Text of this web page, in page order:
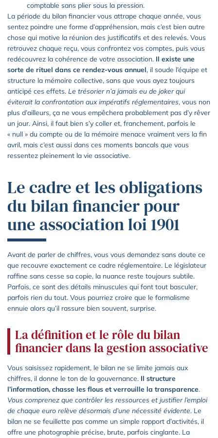
comptable sans plier sous la pression.
La période du bilan financier vous attrape chaque année, vous
sentez poindre une forme d’appréhension, mais c’est bien autre
chose qui motive la réunion des justificatifs et des relevés. Vous
retrouvez chaque reçu, vous confrontez vos comptes, puis vous
redécouvrez la cohérence de votre association. Il existe une
sorte de rituel dans ce rendez-vous annuel, il soude l’équipe et
structure la mémoire collective, sans que vous ayez toujours
anticipé ces effets. Le trésorier n’a jamais eu de joker qui
éviterait la confrontation aux impératifs réglementaires, vous non
plus d’ailleurs, ça ne vous empêchera probablement pas d’y rêver
un jour. Ainsi, il faut bien s’y coller et, franchement, parfois le
« null » du compte ou de la mémoire menace vraiment vers la fin
avril, mais c’est aussi dans ces moments bancals que vous
ressentez pleinement la vie associative.
Le cadre et les obligations
du bilan financier pour
une association loi 1901
Avant de parler de chiffres, vous vous demandez sans doute ce
que recouvre exactement ce cadre réglementaire. Le législateur
raffine sans cesse sa copie, la nuance reste toujours subtile.
Parfois, ce sont des détails minuscules qui font tout basculer,
parfois rien du tout. Vous pourriez croire que le formalisme
ennuie alors qu’il rassure bien souvent, surprise.
La définition et le rôle du bilan
financier dans la gestion associative
Vous saisissez rapidement, le bilan ne se limite jamais aux
chiffres, il donne le ton de la gouvernance. Il structure
l’information, chasse les flous et verrouille la transparence.
Vous comprenez que contrôler les ressources et justifier l’emploi
de chaque euro relève désormais d’une nécessité évidente. Le
bilan ne se feuillette pas comme un simple rapport d’activités, il
offre une photographie précise, brute, parfois cinglante. La